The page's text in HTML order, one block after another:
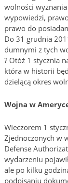
wolności
wypowiedzi,
prawo do
Do 31 grudnia
dumnymi z tych
? Otóż 1 stycznia
która w historii
dzielącą okres
Wojna w
Wieczorem 1
Zjednoczonych w
Defense
wydarzeniu
ale po kilku
podpisaniu